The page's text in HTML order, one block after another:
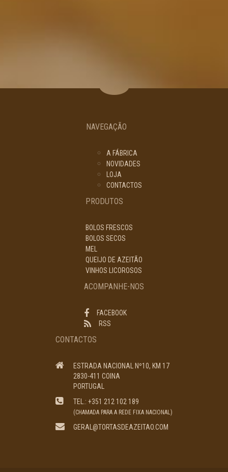
NAVEGAÇÃO
A FÁBRICA
NOVIDADES
LOJA
CONTACTOS
PRODUTOS
BOLOS FRESCOS
BOLOS SECOS
MEL
QUEIJO DE AZEITÃO
VINHOS LICOROSOS
ACOMPANHE-NOS
FACEBOOK
RSS
CONTACTOS
ESTRADA NACIONAL Nº10, KM 17
2830-411 COINA
PORTUGAL
TEL.: +351 212 102 189
(CHAMADA PARA A REDE FIXA NACIONAL)
GERAL@TORTASDEAZEITAO.COM